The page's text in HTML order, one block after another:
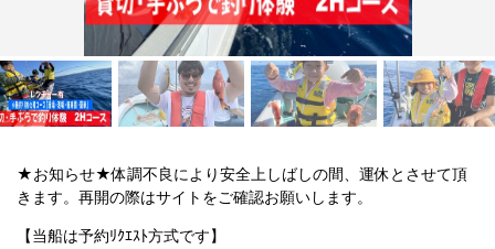
★お知らせ★体調不良により安全上しばしの間、運休とさせて頂
きます。再開の際はサイトをご確認お願いします。
【当船は予約ﾘｸｴｽﾄ方式です】